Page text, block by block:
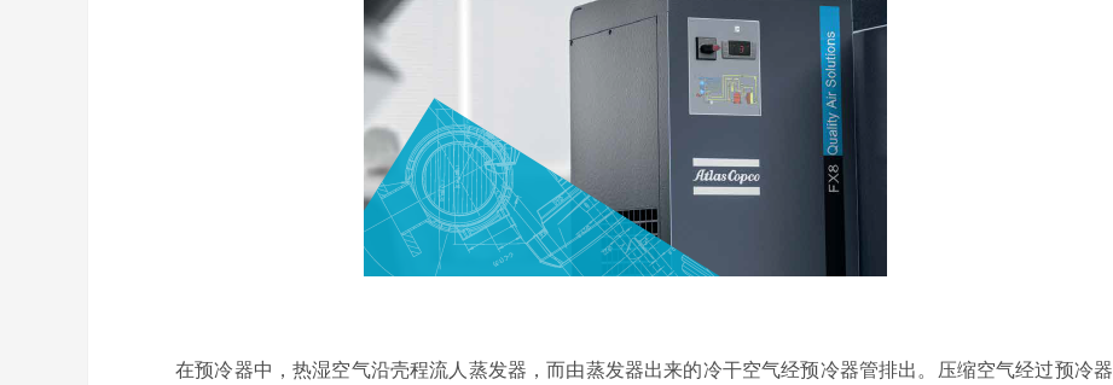
在预冷器中，热湿空气沿壳程流人蒸发器，而由蒸发器出来的冷干空气经预冷器管排出。压缩空气经过预冷器